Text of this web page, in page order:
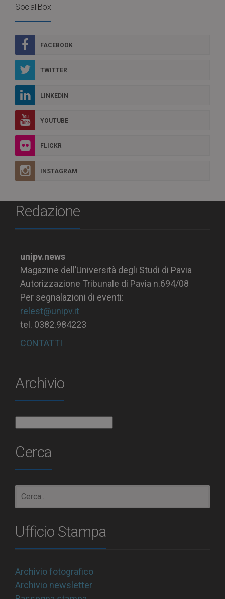
Social Box
FACEBOOK
TWITTER
LINKEDIN
YOUTUBE
FLICKR
INSTAGRAM
Redazione
unipv.news
Magazine dell’Università degli Studi di Pavia
Autorizzazione Tribunale di Pavia n.694/08
Per segnalazioni di eventi:
relest@unipv.it
tel. 0382.984223
CONTATTI
Archivio
Cerca
Ufficio Stampa
Archivio fotografico
Archivio newsletter